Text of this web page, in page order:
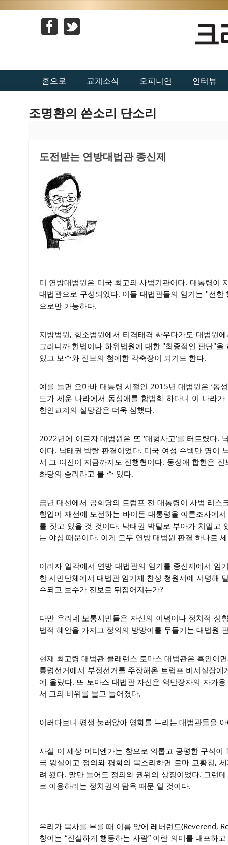
홈으로 교계소식 오피니언 인터뷰
조명환의 쓴소리 단소리
도전받는 연방대법관 종신제
미 연방대법원은 미국 최고의 사법기관이다. 대통령이
대법관으로 구성되었다. 이들 대법관들의 임기는 "선
으로만 가능하다.
지방법원, 항소법원에서 티격태격 싸우다가도 대법원
그러니까 헌법이나 하위법원에 대한 ''최종적인 판단''
있고 보수와 진보의 첨예한 각축장이 되기도 한다.
예를 들면 오마바 대통령 시절인 2015년 대법원은 ‘동
도가 세운 나라에서 동성애를 합법화 하다니 이 나라
한인교계의 실망감은 더욱 심했다.
2022년에 이르자 대법원은 또 ‘대형사고’를 터트렸다.
이다. 낙태권 박탈 판결이었다. 미국 여성 수백만 명이
서 그 여진이 지금까지도 진행형이다. 동성애 합헌은
화당의 승리라고 볼 수 있다.
금년 대선에서 공화당의 트럼프 전 대통령이 사법 리
힘입어 재선에 도전하는 바이든 대통령을 여론조사에
를 짓고 있을 것 것이다. 낙태권 박탈로 부아가 치밀고
는 야심 때문이다. 이게 모두 연방 대법원 판결 하나로
이러자 일각에서 연방 대법관의 임기를 종신제에서 임
한 시민단체에서 대법관 임기제 찬성 청원서에 서명해
수되고 보수가 진보로 뒤집어지는가?
다만 우리네 보통시민들은 자신의 이념이나 정치적 성
법적 혜안을 가지고 정의의 방망이를 두들기는 대법원
현재 최고령 대법관 클래런스 토마스 대법관은 흑인이
통령선거에서 부정선거를 주장해온 트럼프 비서실장
에 올랐다. 또 토마스 대법관 자신은 억만장자의 자가
서 그의 비위를 물고 늘어졌다.
이러다보니 평생 눌러앉아 영화를 누리는 대법관들을
사실 이 세상 어디엔가는 참으로 의롭고 공평한 구석
국 왕실이고 정의와 평화의 목소리하면 로마 교황청,
려 왔다. 말만 들어도 정의와 권위의 상징이었다. 그런
로 이용하려는 정치권의 탐욕 때문 일 것이다.
우리가 목사를 부를 때 이름 앞에 레버런드(Reverend,
칭어는 “진실하게 행동하는 사람” 이란 의미를 내포하